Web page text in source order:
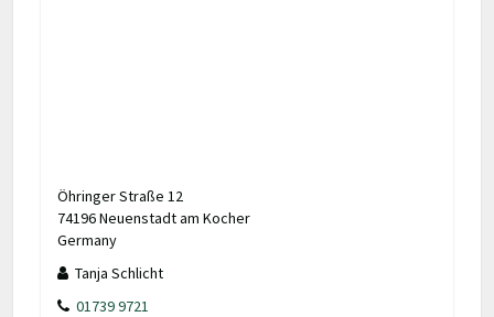
Öhringer Straße 12
74196 Neuenstadt am Kocher
Germany
Tanja Schlicht
01739 9721